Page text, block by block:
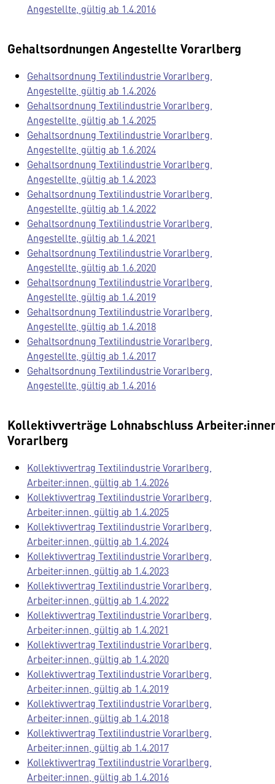
Angestellte, gültig ab 1.4.2016
Gehaltsordnungen Angestellte Vorarlberg
Gehaltsordnung Textilindustrie Vorarlberg,
Angestellte, gültig ab 1.4.2026
Gehaltsordnung Textilindustrie Vorarlberg,
Angestellte, gültig ab 1.4.2025
Gehaltsordnung Textilindustrie Vorarlberg,
Angestellte, gültig ab 1.6.2024
Gehaltsordnung Textilindustrie Vorarlberg,
Angestellte, gültig ab 1.4.2023
Gehaltsordnung Textilindustrie Vorarlberg,
Angestellte, gültig ab 1.4.2022
Gehaltsordnung Textilindustrie Vorarlberg,
Angestellte, gültig ab 1.4.2021
Gehaltsordnung Textilindustrie Vorarlberg,
Angestellte, gültig ab 1.6.2020
Gehaltsordnung Textilindustrie Vorarlberg,
Angestellte, gültig ab 1.4.2019
Gehaltsordnung Textilindustrie Vorarlberg,
Angestellte, gültig ab 1.4.2018
Gehaltsordnung Textilindustrie Vorarlberg,
Angestellte, gültig ab 1.4.2017
Gehaltsordnung Textilindustrie Vorarlberg,
Angestellte, gültig ab 1.4.2016
Kollektivverträge Lohnabschluss
Vorarlberg
Kollektivvertrag Textilindustrie Vorarlberg,
Arbeiter:innen, gültig ab 1.4.2026
Kollektivvertrag Textilindustrie Vorarlberg,
Arbeiter:innen, gültig ab 1.4.2025
Kollektivvertrag Textilindustrie Vorarlberg,
Arbeiter:innen, gültig ab 1.4.2024
Kollektivvertrag Textilindustrie Vorarlberg,
Arbeiter:innen, gültig ab 1.4.2023
Kollektivvertrag Textilindustrie Vorarlberg,
Arbeiter:innen, gültig ab 1.4.2022
Kollektivvertrag Textilindustrie Vorarlberg,
Arbeiter:innen, gültig ab 1.4.2021
Kollektivvertrag Textilindustrie Vorarlberg,
Arbeiter:innen, gültig ab 1.4.2020
Kollektivvertrag Textilindustrie Vorarlberg,
Arbeiter:innen, gültig ab 1.4.2019
Kollektivvertrag Textilindustrie Vorarlberg,
Arbeiter:innen, gültig ab 1.4.2018
Kollektivvertrag Textilindustrie Vorarlberg,
Arbeiter:innen, gültig ab 1.4.2017
Kollektivvertrag Textilindustrie Vorarlberg,
Arbeiter:innen, gültig ab 1.4.2016